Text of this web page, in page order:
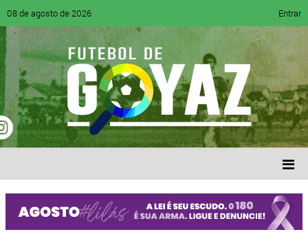
08 de agosto de 2026 Entrar